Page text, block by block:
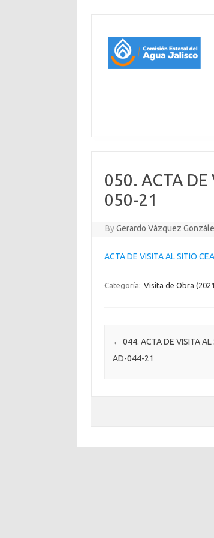
050. ACTA DE
050-21
ByGerardo Vázquez
ACTA DE VISITA AL SITIO
Categoría: Visita de Obra
Post navigation
← 044. ACTA DE VISITA
AD-044-21